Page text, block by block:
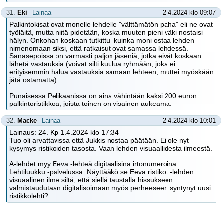
31. Eki Lainaa 2.4.2024 klo 09:07
Palkintokisat ovat monelle lehdelle "välttämätön paha" eli ne ovat
työläitä, mutta niitä pidetään, koska muuten pieni väki nostaisi
hälyn. Onkohan koskaan tutkittu, kuinka moni ostaa lehden
nimenomaan siksi, että ratkaisut ovat samassa lehdessä.
Sanasepoissa on varmasti paljon jäseniä, jotka eivät koskaan
lähetä vastauksia (voivat silti kuulua ryhmään, joka ei
erityisemmin halua vastauksia samaan lehteen, muttei myöskään
jätä ostamatta).
Punaisessa Pelikaanissa on aina vähintään kaksi 200 euron
palkintoristikkoa, joista toinen on visainen aukeama.
32. Macke Lainaa 2.4.2024 klo 10:01
Lainaus: 24. Kp 1.4.2024 klo 17:34
Tuo oli arvattavissa että Jukkis nostaa päätään. Ei ole nyt
kysymys ristikoiden tasosta. Vaan lehden visuaallidesta ilmeestä.
A-lehdet myy Eeva -lehteä digitaalisina irtonumeroina
Lehtiluukku -palvelussa. Näyttääkö se Eeva ristikot -lehden
visuaalinen ilme siltä, että siellä taustalla hissukseen
valmistaudutaan digitalisoimaan myös perheeseen syntynyt uusi
ristikkolehti?